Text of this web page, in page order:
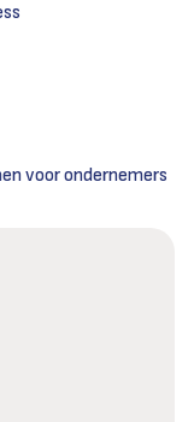
voor ondernemers